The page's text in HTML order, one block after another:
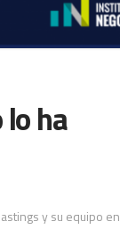
ha
y su equipo en